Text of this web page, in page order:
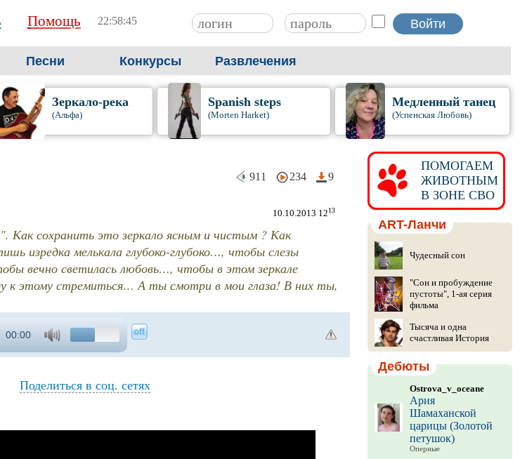
Помощь 22:58:46
Песни Конкурсы Развлечения
Зеркало-река
(Альфа)
Spanish steps
(Morten Harket)
Медленный танец
(Успенская Любовь)
911 234 9
10.10.2013 1213
Как сохранить это зеркало ясным и чистым ? Как
изредка мелькала глубоко-глубоко…, чтобы слезы
вечно светилась любовь…, чтобы в этом зеркале
к этому стремиться… А ты смотри в мои глаза! В них ты,
00:00
Поделиться в соц. сетях
ПОМОГАЕМ
ЖИВОТНЫМ
В ЗОНЕ СВО
ART-Ланчи
Чудесный сон
"Сон и пробуждение
пустоты", 1-ая серия
фильма
Тысяча и одна
счастливая История
Дебюты
Ostrova_v_oceane
Ария
Шамаханской
царицы (Золотой
петушок)
Оперные